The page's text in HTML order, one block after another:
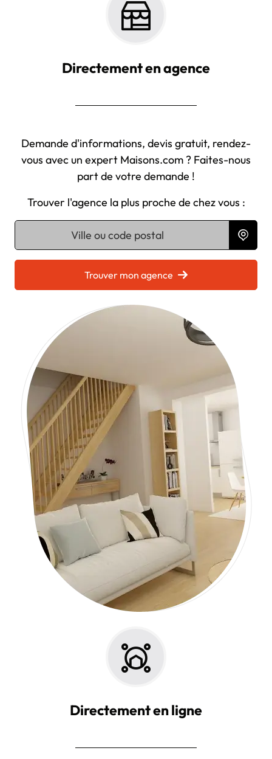
Directement en agence
Demande d'informations, devis gratuit, rendez-
vous avec un expert Maisons.com ? Faites-nous
part de votre demande !
Trouver l'agence la plus proche de chez vous :
Chargement...
Trouver mon agence
Directement en ligne